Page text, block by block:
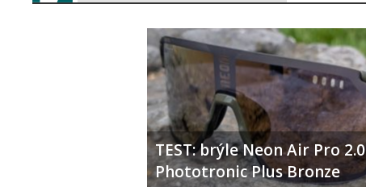
TEST: brýle Neon Air Pro 2.0
Phototronic Plus Bronze